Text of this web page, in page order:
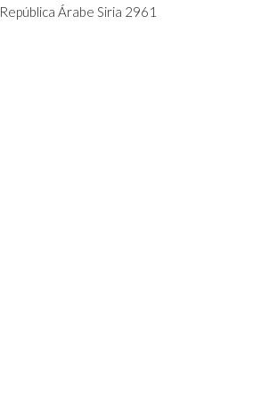
República Árabe Siria 2961